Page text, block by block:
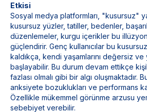
Etkisi
Sosyal medya platformları, "kusursuz"
kusursuz yüzler, tatiller, bedenler,
düzenlemeler, kurgu içerikler bu
güçlendirir. Genç kullanıcılar bu
kaldıkça, kendi yaşamlarını değersiz
başlayabilir. Bu durum devam ettikçe
fazlası olmalı gibi bir algı oluşmaktadır.
anksiyete bozuklukları ve performans
Özellikle mükemmel görünme arzusu
sebebiyet verebilir.